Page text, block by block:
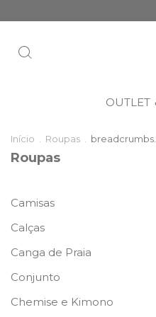
OUTLET
Início Roupas
Roupas
Camisas
Calças
Canga de Praia
Conjunto
Chemise e Kimono